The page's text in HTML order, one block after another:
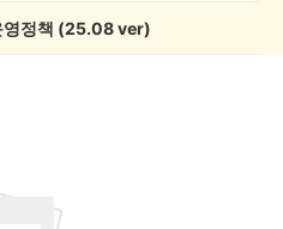
영정책 (25.08 ver)